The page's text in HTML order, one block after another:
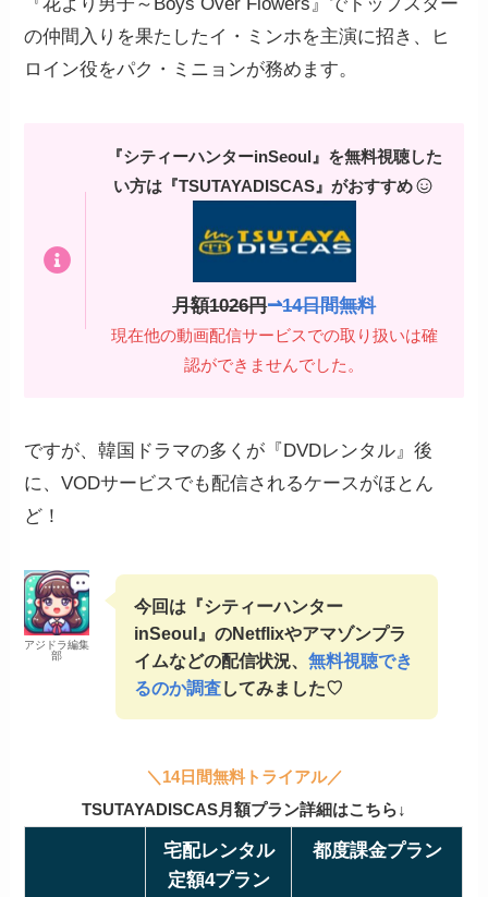
の仲間入りを果たしたイ・ミンホを主演に招き、ヒ
ロイン役をパク・ミニョンが務めます。
『シティーハンターinSeoul』を無料視聴した
い方は『TSUTAYADISCAS』がおすすめ
月額1026円⇀14日間無料
現在他の動画配信サービスでの取り扱いは確
認ができませんでした。
ですが、韓国ドラマの多くが『DVDレンタル』後
に、VODサービスでも配信されるケースがほとん
ど！
アジドラ編集
部
今回は『シティーハンター
inSeoul』のNetflixやアマゾンプラ
イムなどの配信状況、 無料視聴でき
るのか調査してみました♡
＼14日間無料トライアル／
TSUTAYADISCAS月額プラン詳細はこちら↓
宅配レンタル
定額4プラン
都度課金プラン